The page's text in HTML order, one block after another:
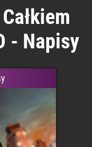
- Napisy